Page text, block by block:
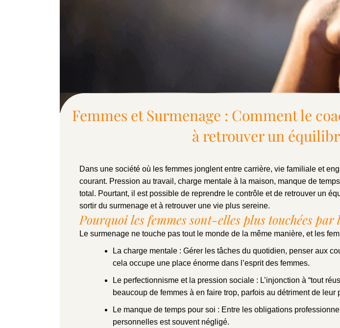
Femmes et Surmenage : Comment le
à retrouver un
Dans une société où les femmes jonglent entre carrière, vie familiale et
courant. Pression au travail, charge mentale à la maison, manque de
total. Pourtant, il est possible de reprendre le contrôle et de retrouver un
sortir du surmenage et à retrouver une vie plus sereine.
Pourquoi les femmes sont-elles plus touchées par
Le surmenage ne touche pas tout le monde de la même manière, et les
La charge mentale : Gérer les tâches du quotidien, penser aux
cela occupe une place énorme dans l’esprit des femmes.
Le perfectionnisme et la pression sociale : L’injonction à “tout
beaucoup de femmes à en faire trop, parfois au détriment de leur
Le manque de temps pour soi : Entre les obligations
personnelles est souvent négligé.